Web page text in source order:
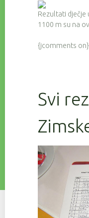
Rezultati dječje
1100 m su na
{jcomments on}
Svi